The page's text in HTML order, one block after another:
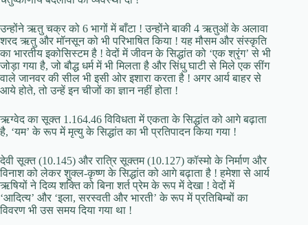
उन्होंने ऋतु चक्र को 6 भागों में बाँटा ! उन्होंने बाकी 4 ऋतुओं के अलावा
शरद ऋतु और मॉनसून को भी परिभाषित किया ! यह मौसम और संस्कृति
का भारतीय इकोसिस्टम है ! वेदों में जीवन के सिद्धांत को ‘एक श्रृंग’ से भी
जोड़ा गया है, जो बौद्ध धर्म में भी मिलता है और सिंधु घाटी से मिले एक सींग
वाले जानवर की सील भी इसी ओर इशारा करता है ! अगर आर्य बाहर से
आये होते, तो उन्हें इन चीजों का ज्ञान नहीं होता !
ऋग्वेद का सूक्त 1.164.46 विविधता में एकता के सिद्धांत को आगे बढ़ाता
है, ‘यम’ के रूप में मृत्यु के सिद्धांत का भी प्रतिपादन किया गया !
देवी सूक्त (10.145) और रात्रि सूक्तम (10.127) कॉस्मो के निर्माण और
विनाश को लेकर शुक्ल-कृष्ण के सिद्धांत को आगे बढ़ाता है ! हमेशा से आर्य
ऋषियों ने दिव्य शक्ति को बिना शर्त प्रेम के रूप में देखा ! वेदों में
‘आदित्य’ और ‘इला, सरस्वती और भारती’ के रूप में प्रतिबिम्बों का
विवरण भी उस समय दिया गया था !